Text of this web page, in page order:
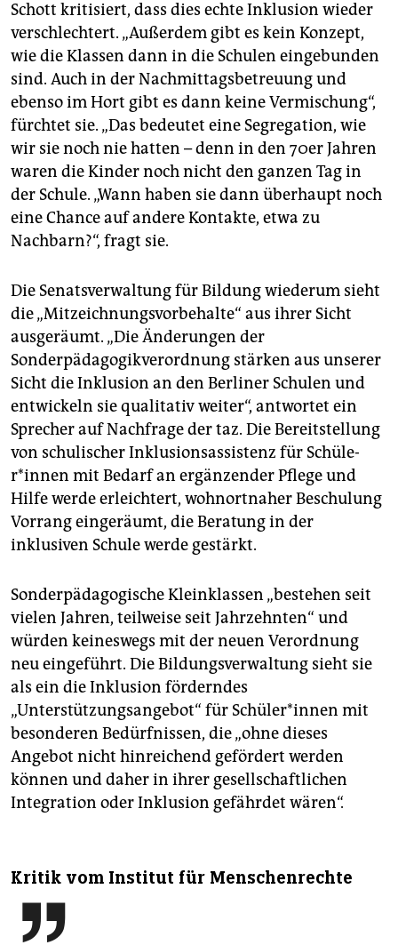
Schott kritisiert, dass dies echte Inklusion wieder
verschlechtert. „Außerdem gibt es kein Konzept,
wie die Klassen dann in die Schulen eingebunden
sind. Auch in der Nachmittagsbetreuung und
ebenso im Hort gibt es dann keine Vermischung“,
fürchtet sie. „Das bedeutet eine Segregation, wie
wir sie noch nie hatten – denn in den 70er Jahren
waren die Kinder noch nicht den ganzen Tag in
der Schule. „Wann haben sie dann überhaupt noch
eine Chance auf andere Kontakte, etwa zu
Nachbarn?“, fragt sie.
Die Senatsverwaltung für Bildung wiederum sieht
die „Mitzeichnungsvorbehalte“ aus ihrer Sicht
ausgeräumt. „Die Änderungen der
Sonderpädagogikverordnung stärken aus unserer
Sicht die Inklusion an den Berliner Schulen und
entwickeln sie qualitativ weiter“, antwortet ein
Sprecher auf Nachfrage der taz. Die Bereitstellung
von schulischer Inklusionsassistenz für Schü­le­
r*in­nen mit Bedarf an ergänzender Pflege und
Hilfe werde erleichtert, wohnortnaher Beschulung
Vorrang eingeräumt, die Beratung in der
inklusiven Schule werde gestärkt.
Sonderpädagogische Kleinklassen „bestehen seit
vielen Jahren, teilweise seit Jahrzehnten“ und
würden keineswegs mit der neuen Verordnung
neu eingeführt. Die Bildungsverwaltung sieht sie
als ein die Inklusion förderndes
„Unterstützungsangebot“ für Schü­le­r*in­nen mit
besonderen Bedürfnissen, die „ohne dieses
Angebot nicht hinreichend gefördert werden
können und daher in ihrer gesellschaftlichen
Integration oder Inklusion gefährdet wären“.
Kritik vom Institut für Menschenrechte
